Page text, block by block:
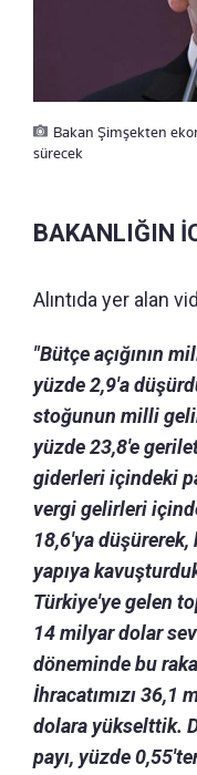
Bakan Şimşekten
sürecek
BAKANLIĞIN
Alıntıda yer alan
"Bütçe açığının
yüzde 2,9'a
stoğunun milli
yüzde 23,8'e
giderleri içindeki
vergi gelirleri
18,6'ya
yapıya
Türkiye'ye gelen
14 milyar dolar
döneminde bu
İhracatımızı 36,1
dolara yükselttik.
payı, yüzde